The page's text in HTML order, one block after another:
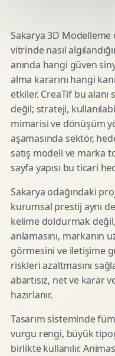
Sakarya 3D Modelleme
vitrinde nasıl
anında hangi güven
alma kararını hangi
etkiler. CreaTif bu
değil; strateji,
mimarisi ve dönüşüm
aşamasında sektör,
satış modeli ve marka
sayfa yapısı bu ticari
Sakarya odağındaki
kurumsal prestij aynı
kelime doldurmak değil,
anlamasını, markanın
görmesini ve iletişime
riskleri azaltmasını
abartısız, net ve karar
hazırlanır.
Tasarım sisteminde
vurgu rengi, büyük
birlikte kullanılır.